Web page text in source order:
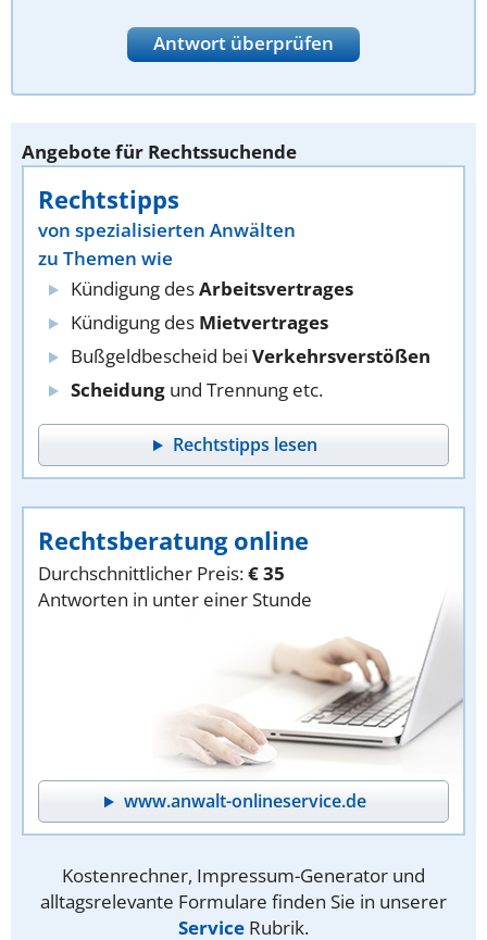
Antwort überprüfen
Angebote für Rechtssuchende
Rechtstipps
von spezialisierten Anwälten
zu Themen wie
Kündigung desArbeitsvertrages
Kündigung des Mietvertrages
Bußgeldbescheid bei Verkehrsverstößen
Scheidung und Trennung etc.
Rechtstipps lesen
Rechtsberatung online
Durchschnittlicher Preis:€ 35
Antworten in unter einer Stunde
www.anwalt-onlineservice.de
Kostenrechner, Impressum-Generator und
alltagsrelevante Formulare finden Sie in unserer
Service Rubrik.